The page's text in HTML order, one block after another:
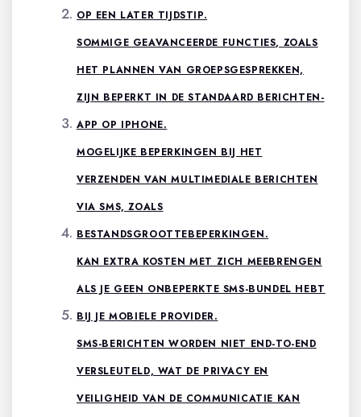
OP EEN LATER TIJDSTIP.
SOMMIGE GEAVANCEERDE FUNCTIES, ZOALS
HET PLANNEN VAN GROEPSGESPREKKEN,
ZIJN BEPERKT IN DE STANDAARD BERICHTEN-
APP OP IPHONE.
MOGELIJKE BEPERKINGEN BIJ HET
VERZENDEN VAN MULTIMEDIALE BERICHTEN
VIA SMS, ZOALS
BESTANDSGROOTTEBEPERKINGEN.
KAN EXTRA KOSTEN MET ZICH MEEBRENGEN
ALS JE GEEN ONBEPERKTE SMS-BUNDEL HEBT
BIJ JE MOBIELE PROVIDER.
SMS-BERICHTEN WORDEN NIET END-TO-END
VERSLEUTELD, WAT DE PRIVACY EN
VEILIGHEID VAN DE COMMUNICATIE KAN